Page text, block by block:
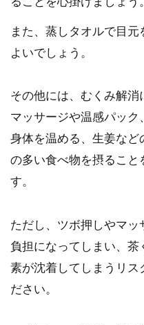
また、蒸しタオルで目
よいでしょう。
その他には、むくみ解消
マッサージや温感パック
身体を温める、生姜など
の多い食べ物を摂るこ
す。
ただし、ツボ押しやマ
負担になってしまい、
素が沈着してしまうリス
ださい。